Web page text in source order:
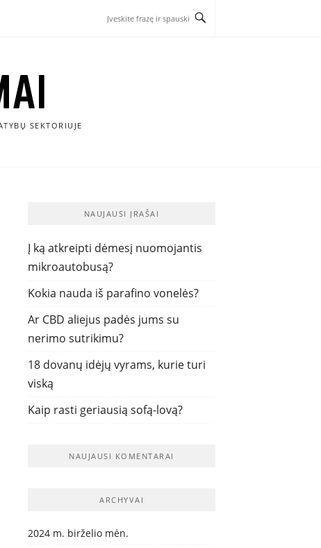
SEKTORIUJE
NAUJAUSI ĮRAŠAI
Į ką atkreipti dėmesį nuomojantis
mikroautobusą?
Kokia nauda iš parafino vonelės?
Ar CBD aliejus padės jums su
nerimo sutrikimu?
18 dovanų idėjų vyrams, kurie turi
viską
Kaip rasti geriausią sofą-lovą?
NAUJAUSI KOMENTARAI
ARCHYVAI
2024 m. birželio mėn.